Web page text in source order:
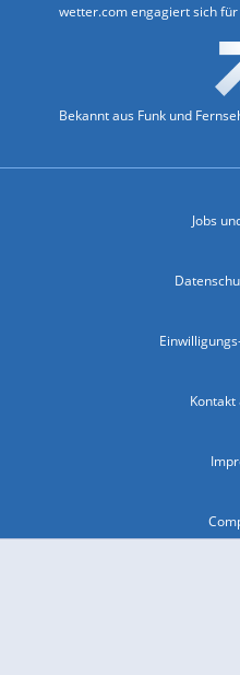
wetter.com engagiert sich
Bekannt aus Funk und
Jobs